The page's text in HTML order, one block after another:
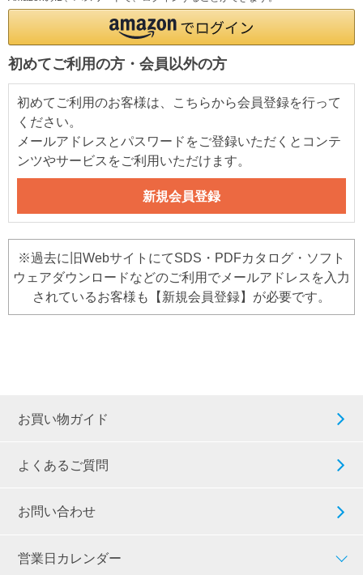
初めてご利用の方・会員以外の方
初めてご利用のお客様は、こちらから会員登録を行って
ください。
メールアドレスとパスワードをご登録いただくとコンテ
ンツやサービスをご利用いただけます。
※過去に旧WebサイトにてSDS・PDFカタログ・ソフト
ウェアダウンロードなどのご利用でメールアドレスを入力
されているお客様も【新規会員登録】が必要です。
お買い物ガイド
よくあるご質問
お問い合わせ
営業日カレンダー